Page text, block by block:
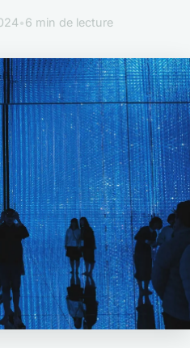
•6 min de lecture